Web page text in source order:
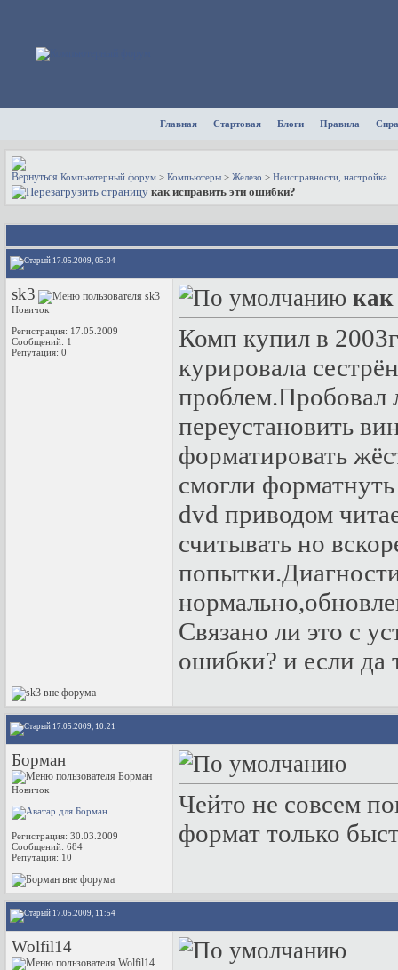
Главная Стартовая Блоги Правила
Компьютерный форум > Компьютеры > Железо > Неисправности, настройка
как исправить эти ошибки?
17.05.2009, 05:04
sk3
Новичок
Регистрация: 17.05.2009
Сообщений: 1
Репутация: 0
Комп купил в
курировала
проблем.Пробовал
переустановить
форматировать
смогли
dvd приводом
считывать но
Связано ли это с
ошибки? и если да
17.05.2009, 10:21
Борман
Новичок
Регистрация: 30.03.2009
Сообщений: 684
Репутация: 10
Чейто не совсем
формат только
17.05.2009, 11:54
Wolfil14